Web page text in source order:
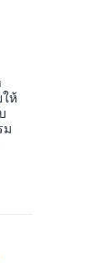
ห้
ม